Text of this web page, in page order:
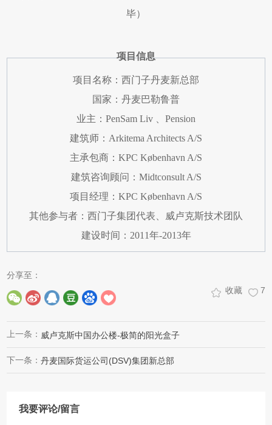
毕）
项目信息
项目名称：西门子丹麦新总部
国家：丹麦巴勒鲁普
业主：PenSam Liv 、Pension
建筑师：Arkitema Architects A/S
主承包商：KPC København A/S
建筑咨询顾问：Midtconsult A/S
项目经理：KPC København A/S
其他参与者：西门子集团代表、威卢克斯技术团队
建设时间：2011年-2013年
分享至：
收藏
7
上一条： 威卢克斯中国办公楼-极简的阳光盒子
下一条：丹麦国际货运公司(DSV)集团新总部
我要评论/留言